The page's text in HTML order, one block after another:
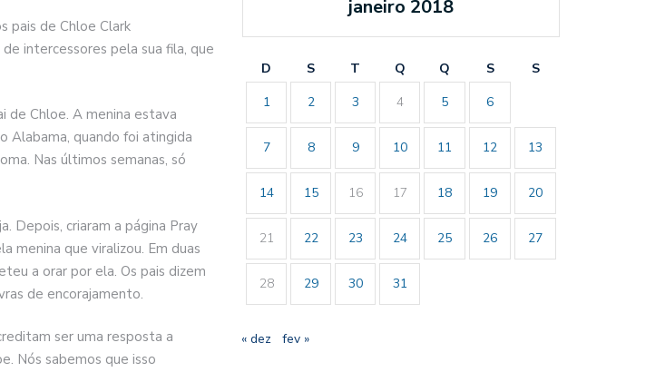
pais de Chloe Clark
intercessores pela sua fila, que
de Chloe. A menina estava
Alabama, quando foi atingida
Nas últimos semanas, só
Depois, criaram a página Pray
menina que viralizou. Em duas
a orar por ela. Os pais dizem
de encorajamento.
ser uma resposta a
Nós sabemos que isso
janeiro 2018
D S T Q Q S
S
1
2 3 4 5 6
7 8 9 10 11 12 13
14 15 16 17 18 19 20
21 22 23 24 25 26 27
28 29 30 31
« dez fev »